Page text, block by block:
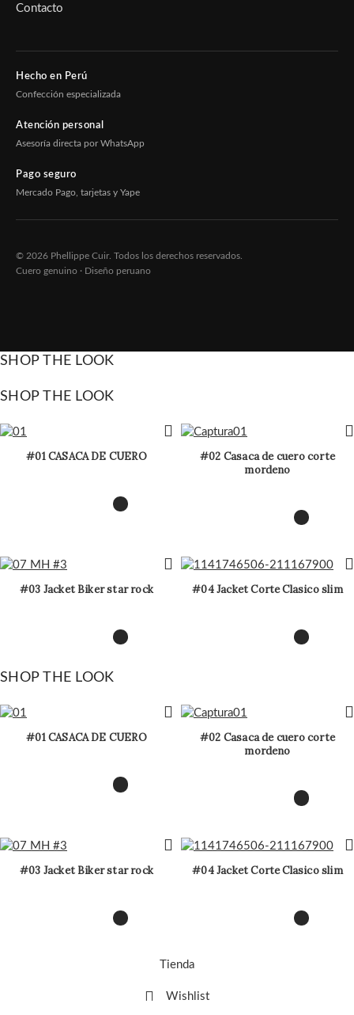
Contacto
Hecho en Perú
Confección especializada
Atención personal
Asesoría directa por WhatsApp
Pago seguro
Mercado Pago, tarjetas y Yape
© 2026 Phellippe Cuir. Todos los derechos reservados.
Cuero genuino · Diseño peruano
SHOP THE LOOK
SHOP THE LOOK
#01 CASACA DE CUERO
#02 Casaca de cuero corte
mordeno
#03 Jacket Biker star rock #04 Jacket Corte Clasico slim
SHOP THE LOOK
#01 CASACA DE CUERO
#02 Casaca de cuero corte
mordeno
#03 Jacket Biker star rock #04 Jacket Corte Clasico slim
Tienda
Wishlist